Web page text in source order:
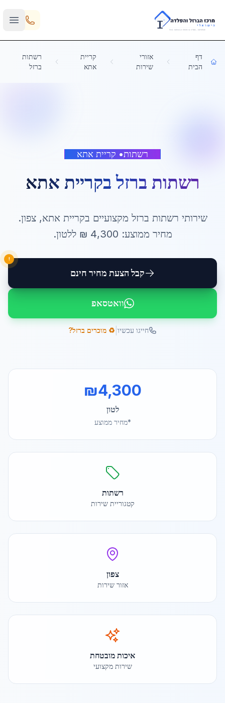
Skip to main content
דף
הבית
אזורי
שירות
קריית
אתא
רשתות
ברזל
רשתות• קריית אתא
רשתות ברזלבקריית אתא
שירותי רשתות ברזל מקצועיים בקריית אתא,צפון.
מחיר ממוצע: 4,300 ₪ ללטון.
קבל הצעת מחיר חינם
!
וואטסאפ
חייגו עכשיו ♻️ מוכרים ברזל?
₪4,300
לטון
*מחיר ממוצע
רשתות
קטגוריית שירות
צפון
אזור שירות
איכות מובטחת
שירות מקצועי